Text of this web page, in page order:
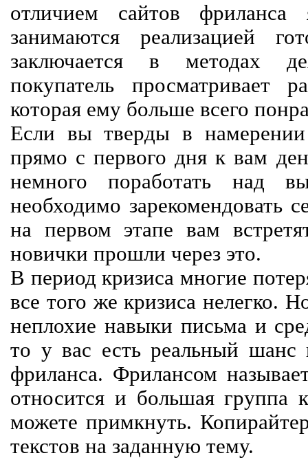
отличием сайтов
занимаются реализацией
заключается в методах
покупатель просматривает
которая ему больше всего
Если вы тверды в
прямо с первого дня к вам
немного поработать над
необходимо зарекомендовать
на первом этапе вам
новички прошли через это.
В период кризиса многие
все того же кризиса нелегко.
неплохие навыки письма и
то у вас есть реальный шанс
фриланса. Фрилансом
относится и большая группа
можете примкнуть.
текстов на заданную тему.